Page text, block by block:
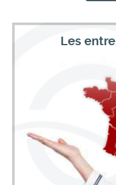
Les